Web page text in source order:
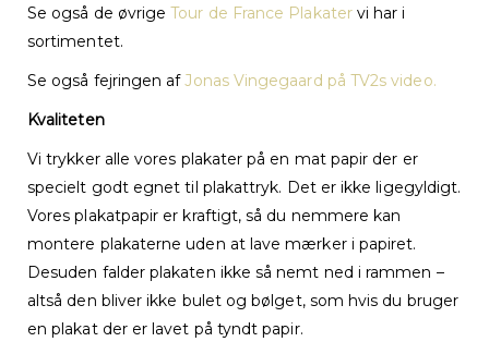
Se også de øvrigeTour de France Plakatervi har i
sortimentet.
Se også fejringen afJonas Vingegaard på TV2s video.
Kvaliteten
Vi trykker alle vores plakater på en mat papir der er
specielt godt egnet til plakattryk. Det er ikke ligegyldigt.
Vores plakatpapir er kraftigt, så du nemmere kan
montere plakaterne uden at lave mærker i papiret.
Desuden falder plakaten ikke så nemt ned i rammen –
altså den bliver ikke bulet og bølget, som hvis du bruger
en plakat der er lavet på tyndt papir.